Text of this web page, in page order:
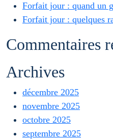
Forfait jour : quand un
Forfait jour : quelques
Commentaires
Archives
décembre 2025
novembre 2025
octobre 2025
septembre 2025